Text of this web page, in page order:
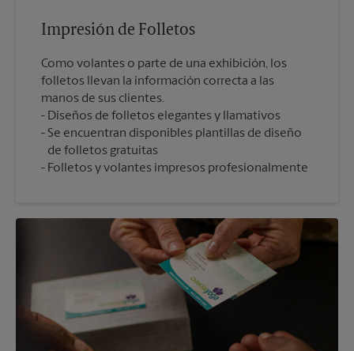
Impresión de Folletos
Como volantes o parte de una exhibición, los
folletos llevan la información correcta a las
manos de sus clientes.
Diseños de folletos elegantes y llamativos
Se encuentran disponibles plantillas de diseño
de folletos gratuitas
Folletos y volantes impresos profesionalmente